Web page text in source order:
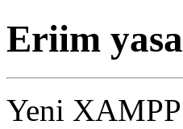
Eriim
Yeni